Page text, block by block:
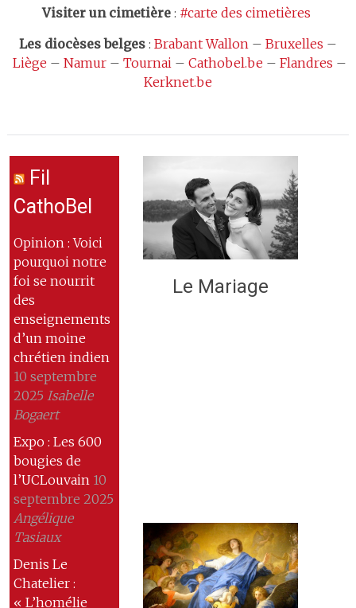
Visiter un cimetière: #carte des cimetières
Les diocèses belges: Brabant Wallon– Bruxelles –
Liège – Namur– Tournai– Cathobel.be – Flandres –
Kerknet.be
Fil
CathoBel
Opinion : Voici
pourquoi notre
foi se nourrit
des
enseignements
d’un moine
chrétien indien
10 septembre
2025 Isabelle
Bogaert
Expo : Les 600
bougies de
l’UCLouvain 10
septembre 2025
Angélique
Tasiaux
Denis Le
Chatelier :
« L’homélie
Le Mariage